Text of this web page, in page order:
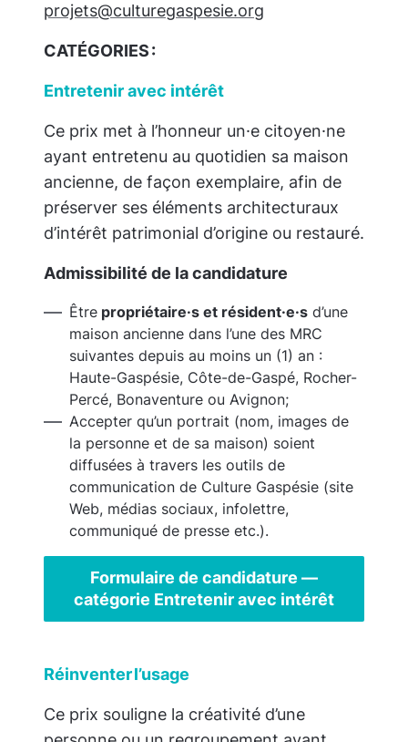
projets@culturegaspesie.org
CATÉGORIES :
Entretenir avec intérêt
Ce prix met à l’honneur un·e citoyen·ne
ayant entretenu au quotidien sa maison
ancienne, de façon exemplaire, afin de
préserver ses éléments architecturaux
d’intérêt patrimonial d’origine ou restauré.
Admissibilité de la candidature
Être propriétaire·s et résident·e·s d’une
maison ancienne dans l’une des MRC
suivantes depuis au moins un (1) an :
Haute-Gaspésie, Côte-de-Gaspé, Rocher-
Percé, Bonaventure ou Avignon;
Accepter qu’un portrait (nom, images de
la personne et de sa maison) soient
diffusées à travers les outils de
communication de Culture Gaspésie (site
Web, médias sociaux, infolettre,
communiqué de presse etc.).
Formulaire de candidature —
catégorie Entretenir avec intérêt
Réinventer l’usage
Ce prix souligne la créativité d’une